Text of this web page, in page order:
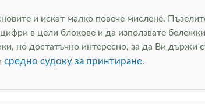
и искат малко повече мислене.
в цели блокове и да използвате
но достатъчно интересно, за да Ви
средно судоку за принтиране.